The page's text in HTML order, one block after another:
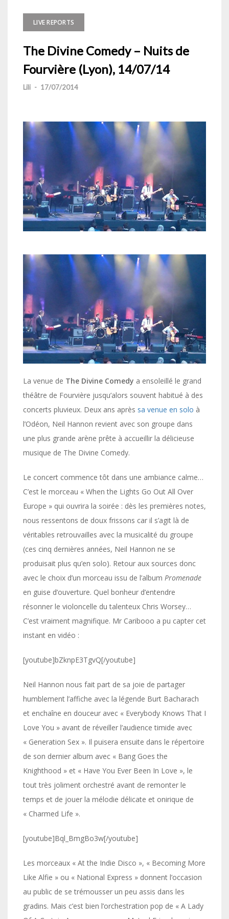
LIVE REPORTS
The Divine Comedy – Nuits de
Fourvière (Lyon), 14/07/14
Lili - 17/07/2014
La venue de The Divine Comedy a ensoleillé le grand
théâtre de Fourvière jusqu’alors souvent habitué à des
concerts pluvieux. Deux ans après sa venue en solo à
l’Odéon, Neil Hannon revient avec son groupe dans
une plus grande arène prête à accueillir la délicieuse
musique de The Divine Comedy.
Le concert commence tôt dans une ambiance calme…
C’est le morceau « When the Lights Go Out All Over
Europe » qui ouvrira la soirée : dès les premières notes,
nous ressentons de doux frissons car il s’agit là de
véritables retrouvailles avec la musicalité du groupe
(ces cinq dernières années, Neil Hannon ne se
produisait plus qu’en solo). Retour aux sources donc
avec le choix d’un morceau issu de l’album Promenade
en guise d’ouverture. Quel bonheur d’entendre
résonner le violoncelle du talenteux Chris Worsey…
C’est vraiment magnifique. Mr Caribooo a pu capter cet
instant en vidéo :
[youtube]bZknpE3TgvQ[/youtube]
Neil Hannon nous fait part de sa joie de partager
humblement l’affiche avec la légende Burt Bacharach
et enchaîne en douceur avec « Everybody Knows That I
Love You » avant de réveiller l’audience timide avec
« Generation Sex ». Il puisera ensuite dans le répertoire
de son dernier album avec « Bang Goes the
Knighthood » et « Have You Ever Been In Love », le
tout très joliment orchestré avant de remonter le
temps et de jouer la mélodie délicate et onirique de
« Charmed Life ».
[youtube]Bql_BmgBo3w[/youtube]
Les morceaux « At the Indie Disco », « Becoming More
Like Alfie » ou « National Express » donnent l’occasion
au public de se trémousser un peu assis dans les
gradins. Mais c’est bien l’orchestration pop de « A Lady